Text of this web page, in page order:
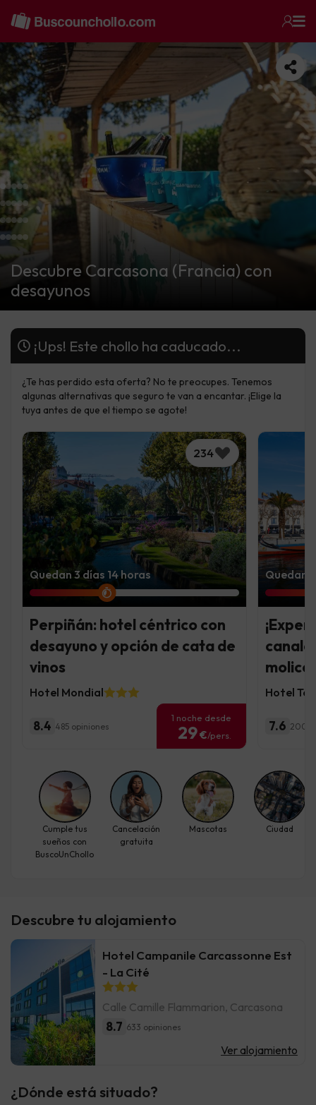
Descubre Carcasona (Francia) con
desayunos
Descubre tu alojamiento
Hotel Campanile Carcassonne Est
- La Cité
Calle Camille Flammarion, Carcasona
8.7 633 opiniones
Ver alojamiento
¿Dónde está situado?
¡Ups! Este chollo ha caducado...
¿Te has perdido esta oferta? No te preocupes. Tenemos
algunas alternativas que seguro te van a encantar. ¡Elige la
tuya antes de que el tiempo se agote!
234
Quedan 3 días 14 horas
Perpiñán: hotel céntrico con
desayuno y opción de cata de
vinos
Hotel Mondial
8.4 485 opiniones
1 noche desde
29€/pers.
Quedan
Hotel
7.6 200
Cumple tus
sueños con
BuscoUnChollo
Cancelación
gratuita
Mascotas Ciudad